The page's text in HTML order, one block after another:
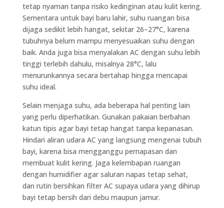
tetap nyaman tanpa risiko kedinginan atau kulit kering.
Sementara untuk bayi baru lahir, suhu ruangan bisa
dijaga sedikit lebih hangat, sekitar 26–27°C, karena
tubuhnya belum mampu menyesuaikan suhu dengan
baik. Anda juga bisa menyalakan AC dengan suhu lebih
tinggi terlebih dahulu, misalnya 28°C, lalu
menurunkannya secara bertahap hingga mencapai
suhu ideal.
Selain menjaga suhu, ada beberapa hal penting lain
yang perlu diperhatikan. Gunakan pakaian berbahan
katun tipis agar bayi tetap hangat tanpa kepanasan.
Hindari aliran udara AC yang langsung mengenai tubuh
bayi, karena bisa mengganggu pernapasan dan
membuat kulit kering. Jaga kelembapan ruangan
dengan humidifier agar saluran napas tetap sehat,
dan rutin bersihkan filter AC supaya udara yang dihirup
bayi tetap bersih dari debu maupun jamur.